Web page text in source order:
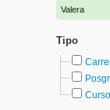
Valera
Tipo